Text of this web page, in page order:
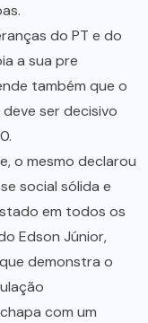
do PT e do
a sua pre
também que o
ser decisivo
o mesmo declarou
social sólida e
em todos os
Edson Júnior,
demonstra o
com um